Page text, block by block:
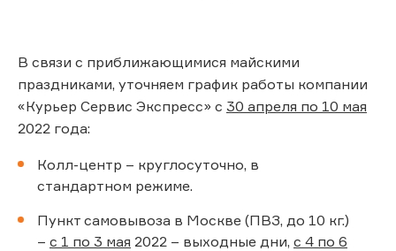
В связи с приближающимися майскими
праздниками, уточняем график работы компании
«Курьер Сервис Экспресс» с 30 апреля по 10 мая
2022 года:
Колл-центр – круглосуточно, в
стандартном режиме.
Пункт самовывоза в Москве (ПВЗ, до 10 кг.)
– с 1 по 3 мая 2022 – выходные дни, с 4 по 6